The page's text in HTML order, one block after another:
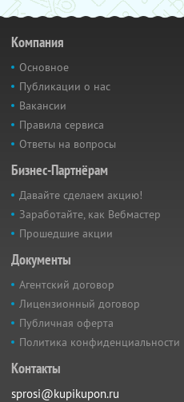
Компания
Основное
Публикации о нас
Вакансии
Правила сервиса
Ответы на вопросы
Бизнес-Партнёрам
Давайте сделаем акцию!
Заработайте, как Вебмастер
Прошедшие акции
Документы
Агентский договор
Лицензионный договор
Публичная оферта
Политика конфиденциальности
Контакты
sprosi@kupikupon.ru